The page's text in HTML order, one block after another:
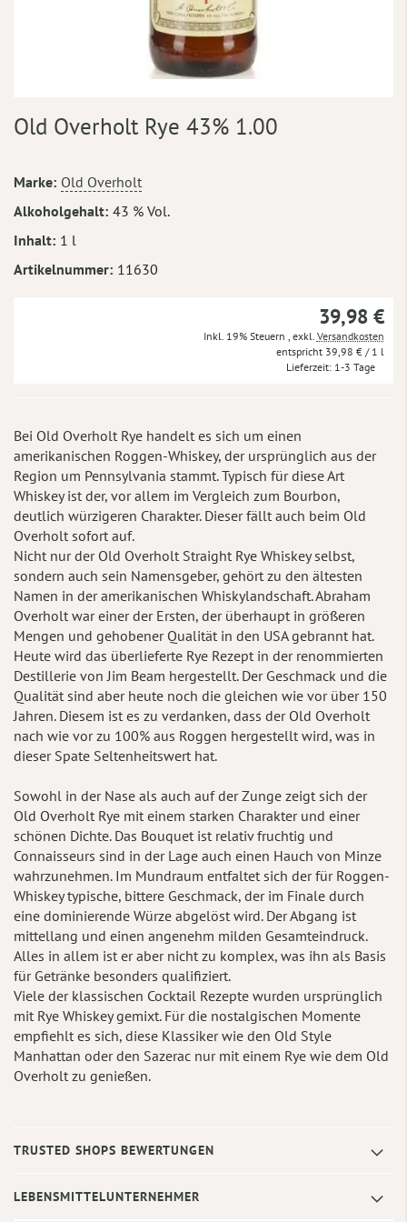
Anfang
springen
Old Overholt Rye 43% 1.00
Mehr
Informationen
Marke Old Overholt
Alkoholgehalt 43 % Vol.
Inhalt 1 l
Artikelnummer 11630
39,98 €
Inkl. 19% Steuern exkl. Versandkosten
39,98 € / 1 l
Lieferzeit 1-3 Tage
Bei Old Overholt Rye handelt es sich um einen
amerikanischen Roggen-Whiskey, der ursprünglich aus der
Region um Pennsylvania stammt. Typisch für diese Art
Whiskey ist der, vor allem im Vergleich zum Bourbon,
deutlich würzigeren Charakter. Dieser fällt auch beim Old
Overholt sofort auf.
Nicht nur der Old Overholt Straight Rye Whiskey selbst,
sondern auch sein Namensgeber, gehört zu den ältesten
Namen in der amerikanischen Whiskylandschaft. Abraham
Overholt war einer der Ersten, der überhaupt in größeren
Mengen und gehobener Qualität in den USA gebrannt hat.
Heute wird das überlieferte Rye Rezept in der renommierten
Destillerie von Jim Beam hergestellt. Der Geschmack und die
Qualität sind aber heute noch die gleichen wie vor über 150
Jahren. Diesem ist es zu verdanken, dass der Old Overholt
nach wie vor zu 100% aus Roggen hergestellt wird, was in
dieser Spate Seltenheitswert hat.
Sowohl in der Nase als auch auf der Zunge zeigt sich der
Old Overholt Rye mit einem starken Charakter und einer
schönen Dichte. Das Bouquet ist relativ fruchtig und
Connaisseurs sind in der Lage auch einen Hauch von Minze
wahrzunehmen. Im Mundraum entfaltet sich der für Roggen-
Whiskey typische, bittere Geschmack, der im Finale durch
eine dominierende Würze abgelöst wird. Der Abgang ist
mittellang und einen angenehm milden Gesamteindruck.
Alles in allem ist er aber nicht zu komplex, was ihn als Basis
für Getränke besonders qualifiziert.
Viele der klassischen Cocktail Rezepte wurden ursprünglich
mit Rye Whiskey gemixt. Für die nostalgischen Momente
empfiehlt es sich, diese Klassiker wie den Old Style
Manhattan oder den Sazerac nur mit einem Rye wie dem Old
Overholt zu genießen.
TRUSTED SHOPS BEWERTUNGEN
LEBENSMITTELUNTERNEHMER